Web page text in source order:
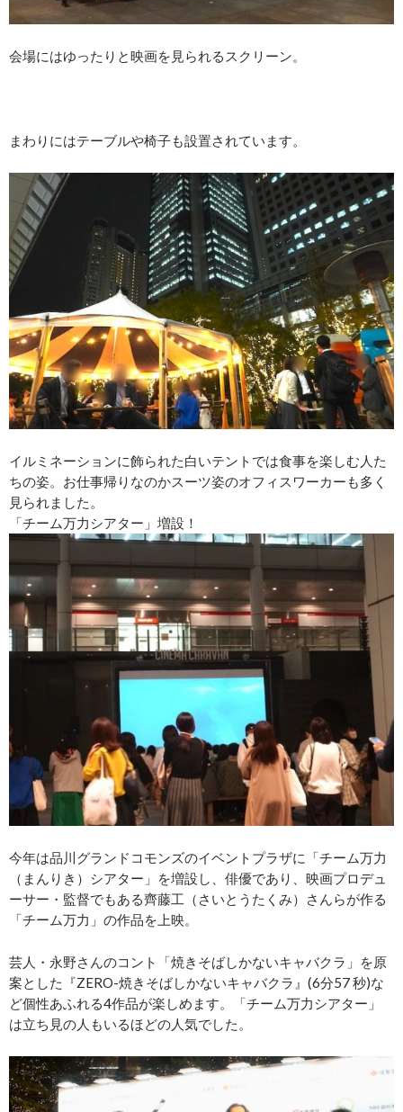
会場にはゆったりと映画を見られるスクリーン。
まわりにはテーブルや椅子も設置されています。
イルミネーションに飾られた白いテントでは食事を楽しむ人た
ちの姿。お仕事帰りなのかスーツ姿のオフィスワーカーも多く
見られました。
「チーム万力シアター」増設！
今年は品川グランドコモンズのイベントプラザに「チーム万力
（まんりき）シアター」を増設し、俳優であり、映画プロデュ
ーサー・監督でもある齊藤工（さいとうたくみ）さんらが作る
「チーム万力」の作品を上映。
芸人・永野さんのコント「焼きそばしかないキャバクラ」を原
案とした『ZERO-焼きそばしかないキャバクラ』(6分57 秒)な
ど個性あふれる4作品が楽しめます。「チーム万力シアター」
は立ち見の人もいるほどの人気でした。